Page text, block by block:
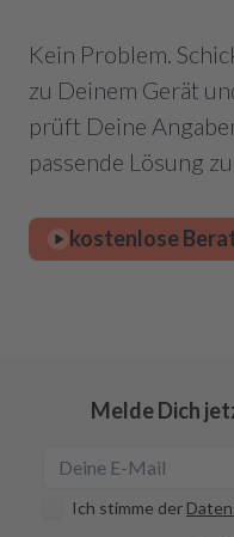
Kein Problem.
zu Deinem Gerät
prüft Deine
passende Lösung
kostenlose
Melde Dich
Ich stimme der